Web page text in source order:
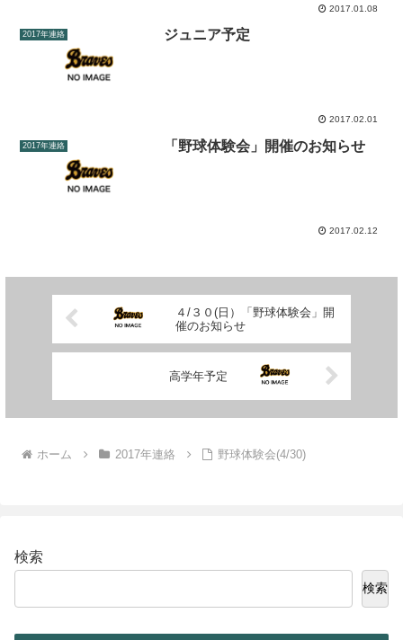
2017.01.08
2017年連絡 ジュニア予定
2017.02.01
2017年連絡 「野球体験会」開催のお知らせ
2017.02.12
４/３０(日）「野球体験会」開
催のお知らせ
高学年予定
ホーム 2017年連絡 野球体験会(4/30)
検索
検索